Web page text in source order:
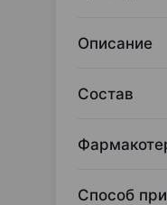
Описание
Состав
Способ